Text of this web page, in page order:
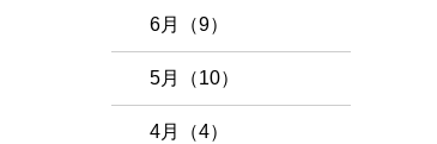
6月（9）
5月（10）
4月（4）